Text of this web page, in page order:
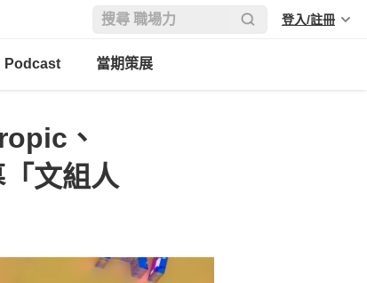
登入/註冊
Podcast 當期策展
、
文組人